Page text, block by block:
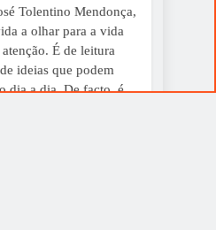
Tolentino Mendonça,
a olhar para a vida
É de leitura
ideias que podem
dia a dia. De facto, é